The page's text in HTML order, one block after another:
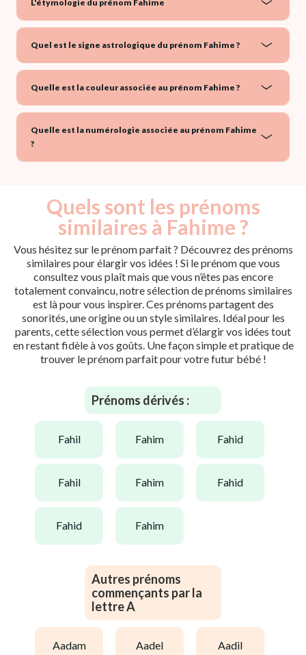
L'étymologie du prénom Fahime
Quel est le signe astrologique du prénom Fahime ?
Quelle est la couleur associée au prénom Fahime ?
Quelle est la numérologie associée au prénom Fahime
?
Quels sont les prénoms
similaires à Fahime ?
Vous hésitez sur le prénom parfait ? Découvrez des prénoms
similaires pour élargir vos idées ! Si le prénom que vous
consultez vous plaît mais que vous n’êtes pas encore
totalement convaincu, notre sélection de prénoms similaires
est là pour vous inspirer. Ces prénoms partagent des
sonorités, une origine ou un style similaires. Idéal pour les
parents, cette sélection vous permet d’élargir vos idées tout
en restant fidèle à vos goûts. Une façon simple et pratique de
trouver le prénom parfait pour votre futur bébé !
Prénoms dérivés :
fahil fahim fahid
fahil fahim fahid
fahid fahim
Autres prénoms
commençants par la
lettre A
aadam aadel aadil